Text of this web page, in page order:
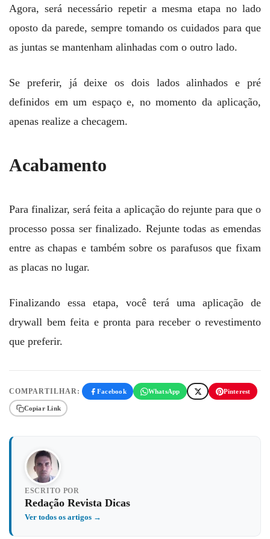
Agora, será necessário repetir a mesma etapa no lado
oposto da parede, sempre tomando os cuidados para que
as juntas se mantenham alinhadas com o outro lado.
Se preferir, já deixe os dois lados alinhados e pré
definidos em um espaço e, no momento da aplicação,
apenas realize a checagem.
Acabamento
Para finalizar, será feita a aplicação do rejunte para que o
processo possa ser finalizado. Rejunte todas as emendas
entre as chapas e também sobre os parafusos que fixam
as placas no lugar.
Finalizando essa etapa, você terá uma aplicação de
drywall bem feita e pronta para receber o revestimento
que preferir.
COMPARTILHAR: Facebook WhatsApp Pinterest
Copiar Link
ESCRITO POR
Redação Revista Dicas
Ver todos os artigos →